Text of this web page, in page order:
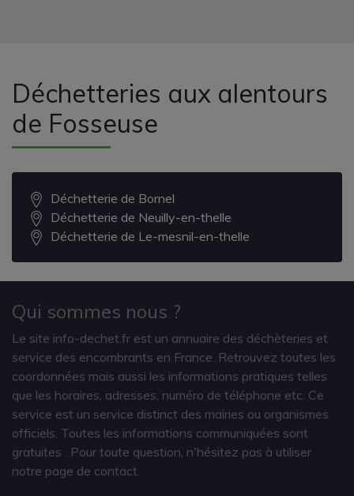
Déchetteries aux alentours
de Fosseuse
Déchetterie de Bornel
Déchetterie de Neuilly-en-thelle
Déchetterie de Le-mesnil-en-thelle
Qui sommes nous ?
Le site info-dechet.fr est un annuaire des déchèteries et
service des encombrants en France. Retrouvez toutes les
coordonnées mais aussi les informations pratiques telles
que les horaires, adresses, numéro de téléphone etc. Ce
service est un service distinct des mairies ou organismes
officiels. Toutes les informations communiquées sont
gratuites
. Pour toute question, n'hésitez pas à utiliser
notre page de contact.